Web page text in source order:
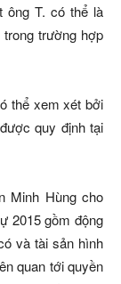
ông T. có thể là
trường hợp
thể xem xét bởi
quy định tại
Minh Hùng cho
2015 gồm động
và tài sản hình
quan tới quyền